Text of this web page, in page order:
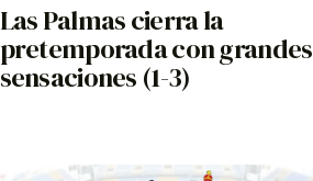
Las Palmas cierra la
pretemporada con grandes
sensaciones (1-3)